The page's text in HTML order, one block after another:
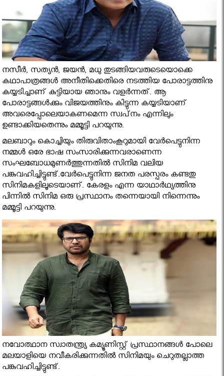
നസീര്‍, സത്യന്‍, ജയന്‍, മധു തുടങ്ങിയവരുടെയൊക്കെ
കഥാപാത്രങ്ങള്‍ അനീതിക്കെതിരെ നടത്തിയ പോരാട്ടത്തിനു
കയ്യടിച്ചാണ് കുട്ടിയായ ഞാനും വളര്‍ന്നത്. ആ
പോരാട്ടങ്ങള്‍ക്കും വിജയത്തിനും കിട്ടുന്ന കയ്യടിയാണ്
അവരെപ്പോലെയാകണമെന്ന സ്വപ്‌നം എന്നിലും
ഉണ്ടാക്കിയതെന്നും മമ്മൂട്ടി പറയുന്നു.
മലബാറും കൊച്ചിയും തിരുവിതാംകൂറുമായി വേര്‍പെട്ടുനിന്ന
നമ്മള്‍ ഒരേ ഭാഷ സംസാരിക്കുന്നവരാണെന്ന
സംഘബോധമുണര്‍ത്തുന്നതില്‍ സിനിമ വലിയ
പങ്കുവഹിച്ചിട്ടുണ്ട്.വേര്‍പെട്ടുനിന്ന ജനത പരസ്പരം കണ്ടതു
സിനിമകളിലൂടെയാണ്. കേരളം എന്ന യാഥാര്‍ഥ്യത്തിനു
പിന്നില്‍ സിനിമ ഒരു പ്രസ്ഥാനം തന്നെയായി നിന്നെന്നും
മമ്മൂട്ടി പറയുന്നു.
നവോത്ഥാന സ്വാതന്ത്ര്യ കമ്യൂണിസ്റ്റ് പ്രസ്ഥാനങ്ങള്‍ പോലെ
മലയാളിയെ നവീകരിക്കുന്നതില്‍ സിനിമയും ചെറുതല്ലാത്ത
പങ്കുവഹിച്ചിട്ടുണ്ട്.